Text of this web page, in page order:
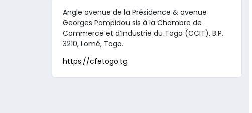
Angle avenue de la Présidence & avenue
Georges Pompidou sis à la Chambre de
Commerce et d’Industrie du Togo (CCIT), B.P.
3210, Lomé, Togo.
https://cfetogo.tg